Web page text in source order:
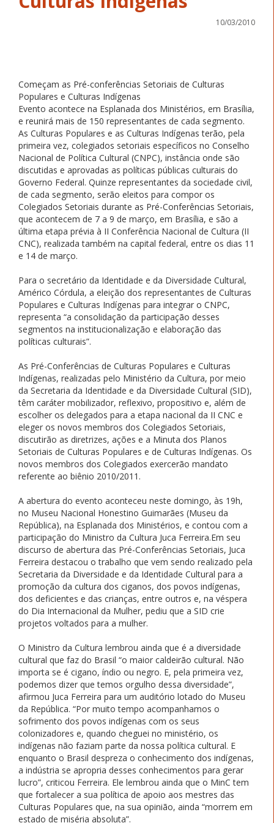
10/03/2010
Começam as Pré-conferências Setoriais de Culturas
Populares e Culturas Indígenas
Evento acontece na Esplanada dos Ministérios, em Brasília,
e reunirá mais de 150 representantes de cada segmento.
As Culturas Populares e as Culturas Indígenas terão, pela
primeira vez, colegiados setoriais específicos no Conselho
Nacional de Política Cultural (CNPC), instância onde são
discutidas e aprovadas as políticas públicas culturais do
Governo Federal. Quinze representantes da sociedade civil,
de cada segmento, serão eleitos para compor os
Colegiados Setoriais durante as Pré-Conferências Setoriais,
que acontecem de 7 a 9 de março, em Brasília, e são a
última etapa prévia à II Conferência Nacional de Cultura (II
CNC), realizada também na capital federal, entre os dias 11
e 14 de março.
Para o secretário da Identidade e da Diversidade Cultural,
Américo Córdula, a eleição dos representantes de Culturas
Populares e Culturas Indígenas para integrar o CNPC,
representa “a consolidação da participação desses
segmentos na institucionalização e elaboração das
políticas culturais”.
As Pré-Conferências de Culturas Populares e Culturas
Indígenas, realizadas pelo Ministério da Cultura, por meio
da Secretaria da Identidade e da Diversidade Cultural (SID),
têm caráter mobilizador, reflexivo, propositivo e, além de
escolher os delegados para a etapa nacional da II CNC e
eleger os novos membros dos Colegiados Setoriais,
discutirão as diretrizes, ações e a Minuta dos Planos
Setoriais de Culturas Populares e de Culturas Indígenas. Os
novos membros dos Colegiados exercerão mandato
referente ao biênio 2010/2011.
A abertura do evento aconteceu neste domingo, às 19h,
no Museu Nacional Honestino Guimarães (Museu da
República), na Esplanada dos Ministérios, e contou com a
participação do Ministro da Cultura Juca Ferreira.Em seu
discurso de abertura das Pré-Conferências Setoriais, Juca
Ferreira destacou o trabalho que vem sendo realizado pela
Secretaria da Diversidade e da Identidade Cultural para a
promoção da cultura dos ciganos, dos povos indígenas,
dos deficientes e das crianças, entre outros e, na véspera
do Dia Internacional da Mulher, pediu que a SID crie
projetos voltados para a mulher.
O Ministro da Cultura lembrou ainda que é a diversidade
cultural que faz do Brasil “o maior caldeirão cultural. Não
importa se é cigano, índio ou negro. E, pela primeira vez,
podemos dizer que temos orgulho dessa diversidade”,
afirmou Juca Ferreira para um auditório lotado do Museu
da República. “Por muito tempo acompanhamos o
sofrimento dos povos indígenas com os seus
colonizadores e, quando cheguei no ministério, os
indígenas não faziam parte da nossa política cultural. E
enquanto o Brasil despreza o conhecimento dos indígenas,
a indústria se apropria desses conhecimentos para gerar
lucro”, criticou Ferreira. Ele lembrou ainda que o MinC tem
que fortalecer a sua política de apoio aos mestres das
Culturas Populares que, na sua opinião, ainda “morrem em
estado de miséria absoluta”.